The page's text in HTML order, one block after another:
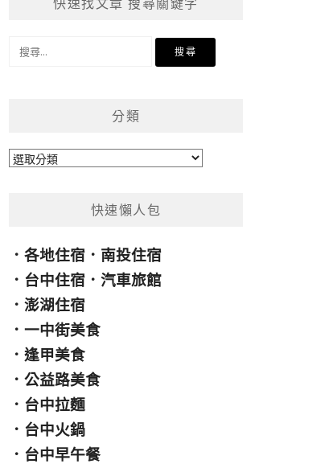
快速找文章 搜尋關鍵字
分類
分
快速懶人包
．各地住宿 ． 南投住宿
． 台中住宿 ．汽車旅館
．澎湖住宿
．一中街美食
．逢甲美食
．公益路美食
． 台中拉麵
． 台中火鍋
． 台中早午餐